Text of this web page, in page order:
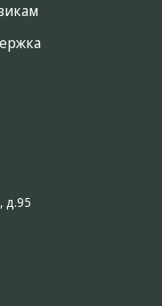
д.95